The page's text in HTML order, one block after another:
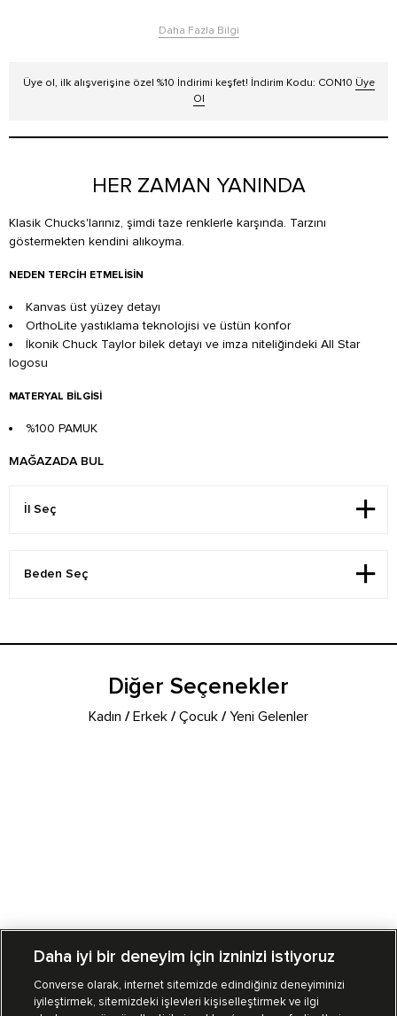
Daha Fazla Bilgi
Üye ol, ilk alışverişine özel %10 İndirimi keşfet! İndirim Kodu: CON10 Üye
Ol
HER ZAMAN YANINDA
Klasik Chucks'larınız, şimdi taze renklerle karşında. Tarzını
göstermekten kendini alıkoyma.
NEDEN TERCIH ETMELISIN
Kanvas üst yüzey detayı
OrthoLite yastıklama teknolojisi ve üstün konfor
İkonik Chuck Taylor bilek detayı ve imza niteliğindeki All Star
logosu
MATERYAL BILGISI
%100 PAMUK
MAĞAZADA BUL
Diğer Seçenekler
Kadın /Erkek /Çocuk /Yeni Gelenler
Mağazalarımız Sipariş Takibi
Daha iyi bir deneyim için izninizi istiyoruz
Converse olarak, internet sitemizde edindiğiniz deneyiminizi
iyileştirmek, sitemizdeki işlevleri kişiselleştirmek ve ilgi